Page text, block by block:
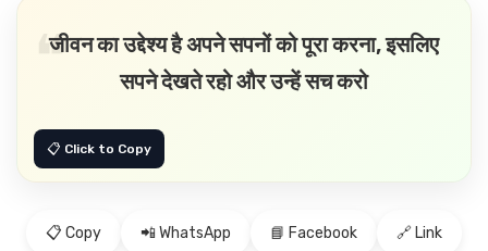
जीवन का उद्देश्य है अपने सपनों को पूरा करना, इसलिए
सपने देखते रहो और उन्हें सच करो
📋 Copy 📲 WhatsApp 📘 Facebook 🔗 Link